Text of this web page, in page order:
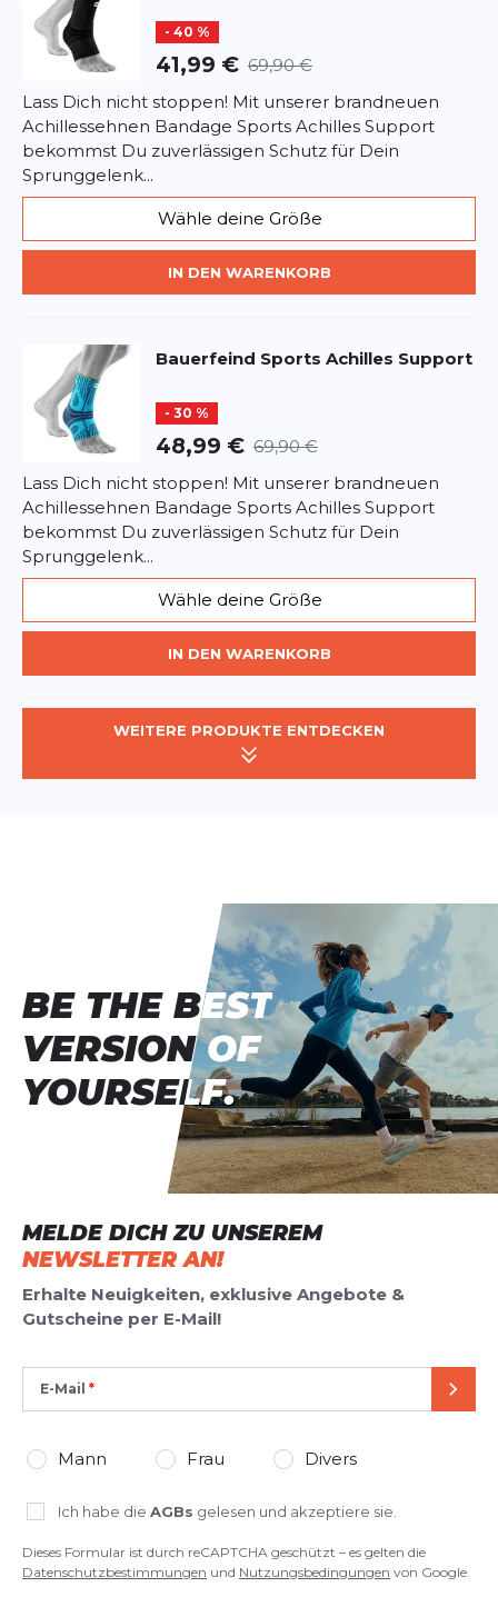
- 40 %
41,99 € 69,90 €
Lass Dich nicht stoppen! Mit unserer brandneuen
Achillessehnen Bandage Sports Achilles Support
bekommst Du zuverlässigen Schutz für Dein
Sprunggelenk...
Wähle deine Größe
IN DEN WARENKORB
Bauerfeind Sports Achilles Support
- 30 %
48,99 € 69,90 €
Lass Dich nicht stoppen! Mit unserer brandneuen
Achillessehnen Bandage Sports Achilles Support
bekommst Du zuverlässigen Schutz für Dein
Sprunggelenk...
Wähle deine Größe
IN DEN WARENKORB
WEITERE PRODUKTE ENTDECKEN
MELDE DICH ZU UNSEREM
NEWSLETTER AN!
Erhalte Neuigkeiten, exklusive Angebote &
Gutscheine per E-Mail!
E-Mail
Mann Frau Divers
Ich habe die AGBs gelesen und akzeptiere sie.
Dieses Formular ist durch reCAPTCHA geschützt – es gelten die
Datenschutzbestimmungen und Nutzungsbedingungen von Google.
BE THE BEST
VERSION OF
YOURSELF.
BE THE BEST
VERSION OF
YOURSELF.